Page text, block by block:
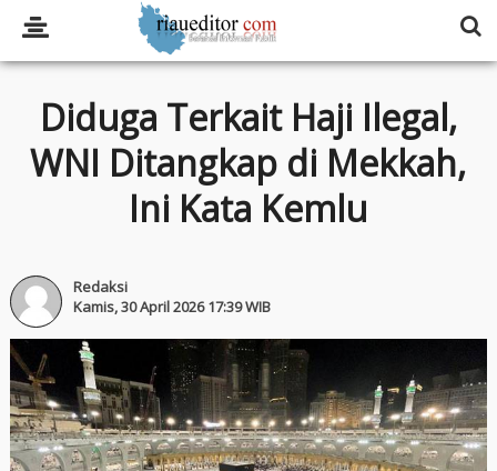
Diduga Terkait Haji Ilegal,
WNI Ditangkap di Mekkah,
Ini Kata Kemlu
Redaksi
Kamis, 30 April 2026 17:39 WIB